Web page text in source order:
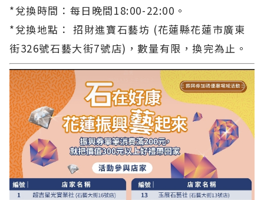
*兌換時間：每日晚間18:00-22:00。
*兌換地點： 招財進寶石藝坊 (花蓮縣花蓮市廣東
街326號石藝大街7號店)，數量有限，換完為止。